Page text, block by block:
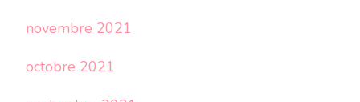
novembre 2021
octobre 2021